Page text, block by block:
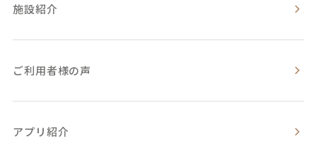
施設紹介
ご利用者様の声
アプリ紹介